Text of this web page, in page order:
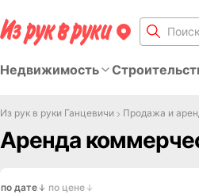
Недвижимость
Из рук в руки Ганцевичи Продажа и
Аренда
по дате по цене